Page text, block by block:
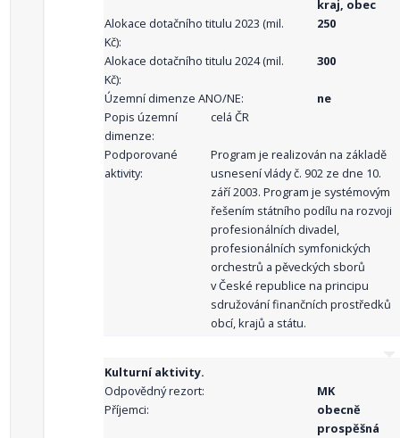
kraj, obec
Alokace dotačního titulu 2023 (mil.
Kč):
250
Alokace dotačního titulu 2024 (mil.
Kč):
300
Územní dimenze ANO/NE:
ne
Popis územní
dimenze:
celá ČR
Podporované
aktivity:
Program je realizován na základě
usnesení vlády č. 902 ze dne 10.
září 2003. Program je systémovým
řešením státního podílu na rozvoji
profesionálních divadel,
profesionálních symfonických
orchestrů a pěveckých sborů
v České republice na principu
sdružování finančních prostředků
obcí, krajů a státu.
Kulturní aktivity.
Odpovědný rezort:
MK
Příjemci:
obecně
prospěšná